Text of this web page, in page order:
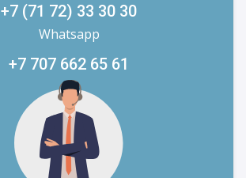
+7 (71 72) 33 30 30
Whatsapp
+7 707 662 65 61